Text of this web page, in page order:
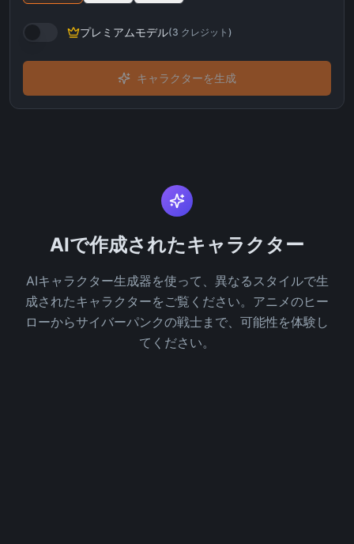
プレミアムモデル(3 クレジット )
キャラクターを生成
AIで作成されたキャラクター
AIキャラクター生成器を使って、異なるスタイルで生
成されたキャラクターをご覧ください。アニメのヒー
ローからサイバーパンクの戦士まで、可能性を体験し
てください。